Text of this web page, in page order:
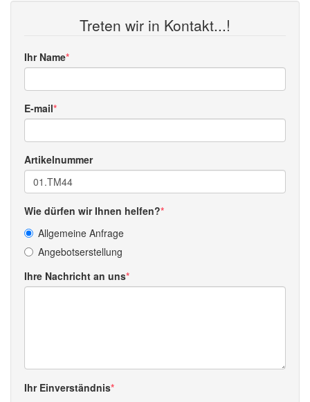
Treten wir in Kontakt...!
Ihr Name
E-mail
Artikelnummer
Wie dürfen wir Ihnen helfen?
Allgemeine Anfrage
Angebotserstellung
Ihre Nachricht an uns
Ihr Einverständnis